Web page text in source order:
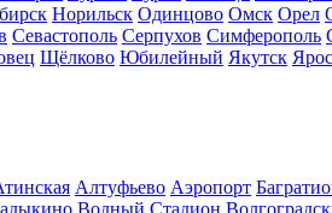
Норильск Одинцово Омск Орел
Севастополь Серпухов Симферополь
Щёлково Юбилейный Якутск
Алтуфьево Аэропорт
Водный Стадион